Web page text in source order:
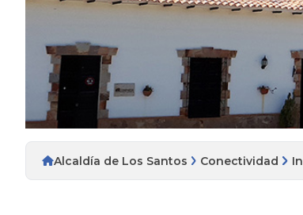
Alcaldía de Los Santos Conectividad